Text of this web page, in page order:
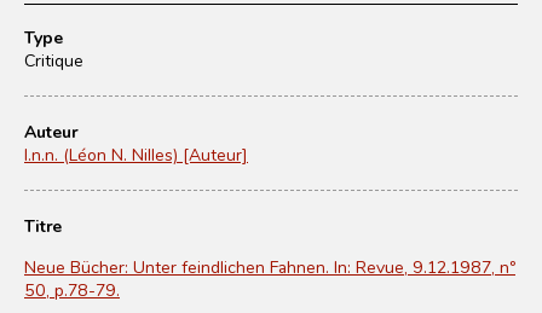
Type
Critique
Auteur
l.n.n. (Léon N. Nilles) [Auteur]
Titre
Neue Bücher: Unter feindlichen Fahnen. In: Revue, 9.12.1987, nº
50, p.78-79.